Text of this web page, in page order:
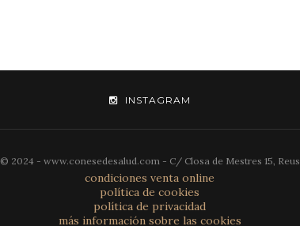
INSTAGRAM
© 2024 - www.conesedesalud.com - C/ Closa de Mestres 15, Reus
condiciones venta online
política de cookies
política de privacidad
más información sobre las cookies